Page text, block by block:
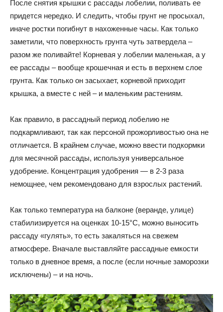
После снятия крышки с рассады лобелии, поливать ее
придется нередко. И следить, чтобы грунт не просыхал,
иначе ростки погибнут в нахоженные часы. Как только
заметили, что поверхность грунта чуть затвердела –
разом же поливайте! Корневая у лобелии маленькая, а у
ее рассады – вообще крошечная и есть в верхнем слое
грунта. Как только он засыхает, корневой приходит
крышка, а вместе с ней – и маленьким растениям.
Как правило, в рассадный период лобелию не
подкармливают, так как персоной прожорливостью она не
отличается. В крайнем случае, можно ввести подкормки
для месячной рассады, используя универсальное
удобрение. Концентрация удобрения — в 2-3 раза
немощнее, чем рекомендовано для взрослых растений.
Как только температура на балконе (веранде, улице)
стабилизируется на оценках 10-15°C, можно выносить
рассаду «гулять», то есть закаляться на свежем
атмосфере. Вначале выставляйте рассадные емкости
только в дневное время, а после (если ночные заморозки
исключены) – и на ночь.